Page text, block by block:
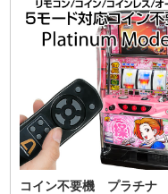
コイン不要機 プラチナ